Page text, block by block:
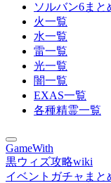
ソルバン6まと
火一覧
水一覧
雷一覧
光一覧
闇一覧
EXAS一覧
各種精霊一覧
GameWith
黒ウィズ攻略wiki
イベントガチャまと